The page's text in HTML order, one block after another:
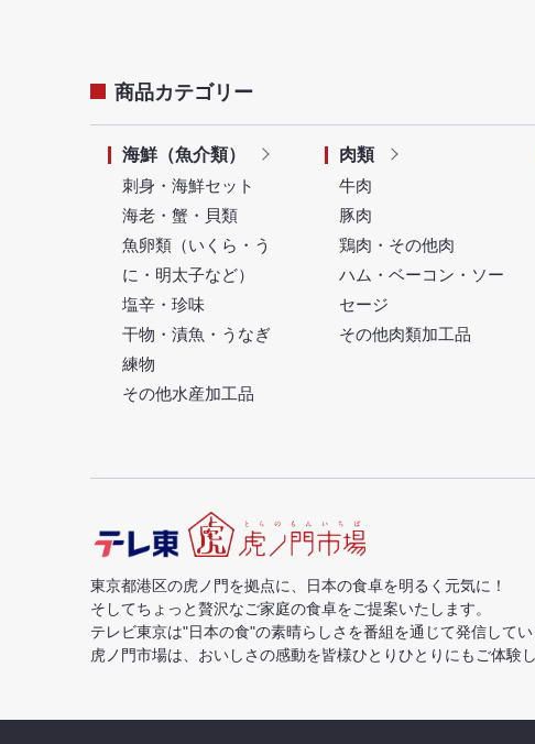
商品カテゴリー
海鮮（魚介類）
刺身・海鮮セット
海老・蟹・貝類
魚卵類（いくら・う
に・明太子など）
塩辛・珍味
干物・漬魚・うなぎ
練物
その他水産加工品
肉類
牛肉
豚肉
鶏肉・その他肉
ハム・ベーコン・ソー
セージ
その他肉類加工品
東京都港区の虎ノ門を拠点に、日本の食卓を明るく元気に！
そしてちょっと贅沢なご家庭の食卓をご提案いたします。
テレビ東京は"日本の食"の素晴らしさを番組を通じて発信してい
虎ノ門市場は、おいしさの感動を皆様ひとりひとりにもご体験